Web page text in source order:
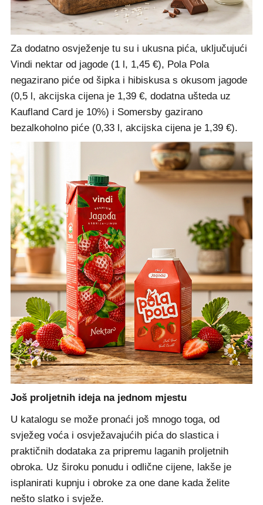
Za dodatno osvježenje tu su i ukusna pića, uključujući
Vindi nektar od jagode (1 l, 1,45 €), Pola Pola
negazirano piće od šipka i hibiskusa s okusom jagode
(0,5 l, akcijska cijena je 1,39 €, dodatna ušteda uz
Kaufland Card je 10%) i Somersby gazirano
bezalkoholno piće (0,33 l, akcijska cijena je 1,39 €).
Još proljetnih ideja na jednom mjestu
U katalogu se može pronaći još mnogo toga, od
svježeg voća i osvježavajućih pića do slastica i
praktičnih dodataka za pripremu laganih proljetnih
obroka. Uz široku ponudu i odlične cijene, lakše je
isplanirati kupnju i obroke za one dane kada želite
nešto slatko i svježe.